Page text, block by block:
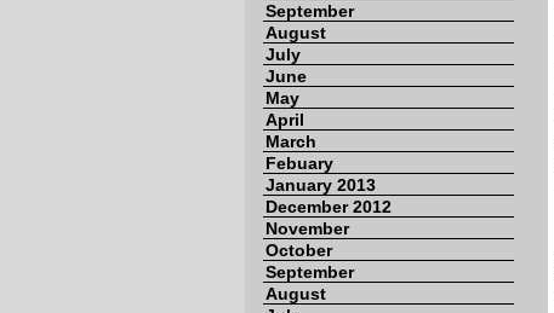
September
August
July
June
May
April
March
Febuary
January 2013
December 2012
November
October
September
August